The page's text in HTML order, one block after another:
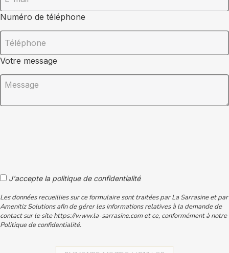
Numéro de téléphone
Votre message
J'accepte la politique de confidentialité
Les données recueillies sur ce formulaire sont traitées par La Sarrasine et par
Amenitiz Solutions afin de gérer les informations relatives à la demande de
contact sur le site https://www.la-sarrasine.com et ce, conformément à notre
Politique de confidentialité.